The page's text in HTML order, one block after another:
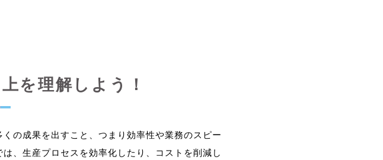
を理解しよう！
の成果を出すこと、つまり効率性や業務のスピー
、生産プロセスを効率化したり、コストを削減し